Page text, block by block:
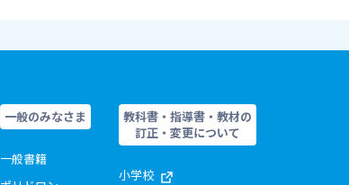
一般のみなさま
一般書籍
教科書・指導書・教材の
訂正・変更について
小学校